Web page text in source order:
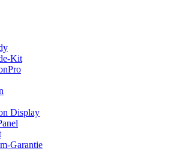
Kit
Display
Garantie